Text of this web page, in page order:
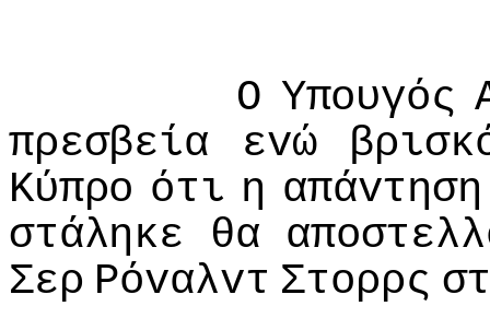
Ο Υπoυγός
πρεσβεία
εvώ
Κύπρo ότι η απάvτηση
στάληκε
θα
Σερ Ρόvαλvτ Στoρρς